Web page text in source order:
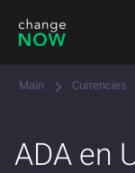
Main Currencies
ADA en